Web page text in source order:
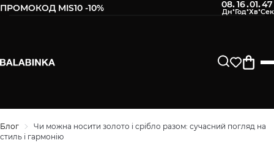
ПРОМОКОД MIS10 -10% 08:16:01:47
Блог
Чи можна носити золото і срібло разом: сучасний погляд на
стиль і гармонію